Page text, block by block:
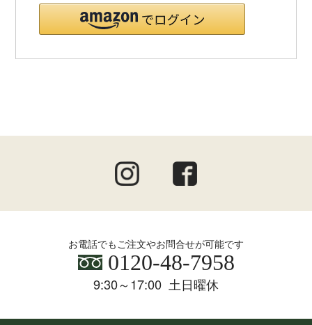
お電話でもご注文やお問合せが可能です
0120-48-7958
9:30～17:00 土日曜休